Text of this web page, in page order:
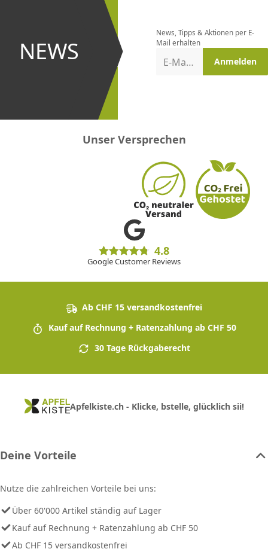
NEWS
und bei
Aktionen
News, Tipps & Aktionen per E-
Mail erhalten
E-Mail-Adresse Anmelden
Unser Versprechen
4.8
Google Customer Reviews
Ab CHF 15 versandkostenfrei
Kauf auf Rechnung + Ratenzahlung ab CHF 50
30 Tage Rückgaberecht
Apfelkiste.ch - Klicke, bstelle, glücklich sii!
Deine Vorteile
Nutze die zahlreichen Vorteile bei uns:
Über 60'000 Artikel ständig auf Lager
Kauf auf Rechnung + Ratenzahlung ab CHF 50
Ab CHF 15 versandkostenfrei